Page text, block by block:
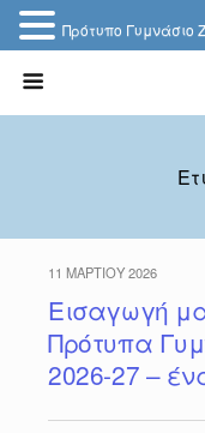
11 ΜΑΡΤΊΟΥ 2026
Εισαγωγή
Πρότυπα
2026-27 –
Πρότυπο Γυμνάσιο